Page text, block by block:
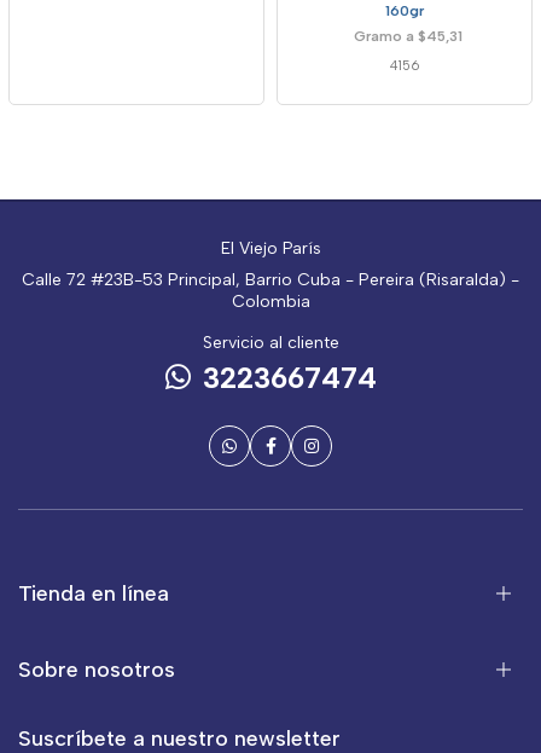
160gr
Gramo a $45,31
4156
El Viejo París
Calle 72 #23B-53 Principal, Barrio Cuba - Pereira (Risaralda) -
Colombia
Servicio al cliente
3223667474
Tienda en línea
Sobre nosotros
Suscríbete a nuestro newsletter